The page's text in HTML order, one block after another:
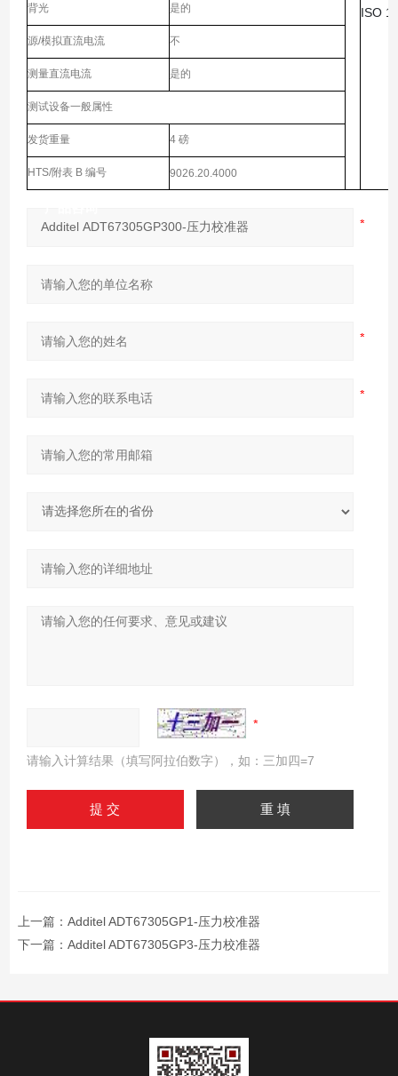
ISO
背光 是的
源/模拟直流电流 不
测量直流电流 是的
测试设备一般属性
发货重量 4 磅
HTS/附表 B 编号 9026.20.4000
请输入计算结果（填写阿拉伯数字），如：三加四=7
上一篇： Additel ADT67305GP1-压力校准器
下一篇： Additel ADT67305GP3-压力校准器